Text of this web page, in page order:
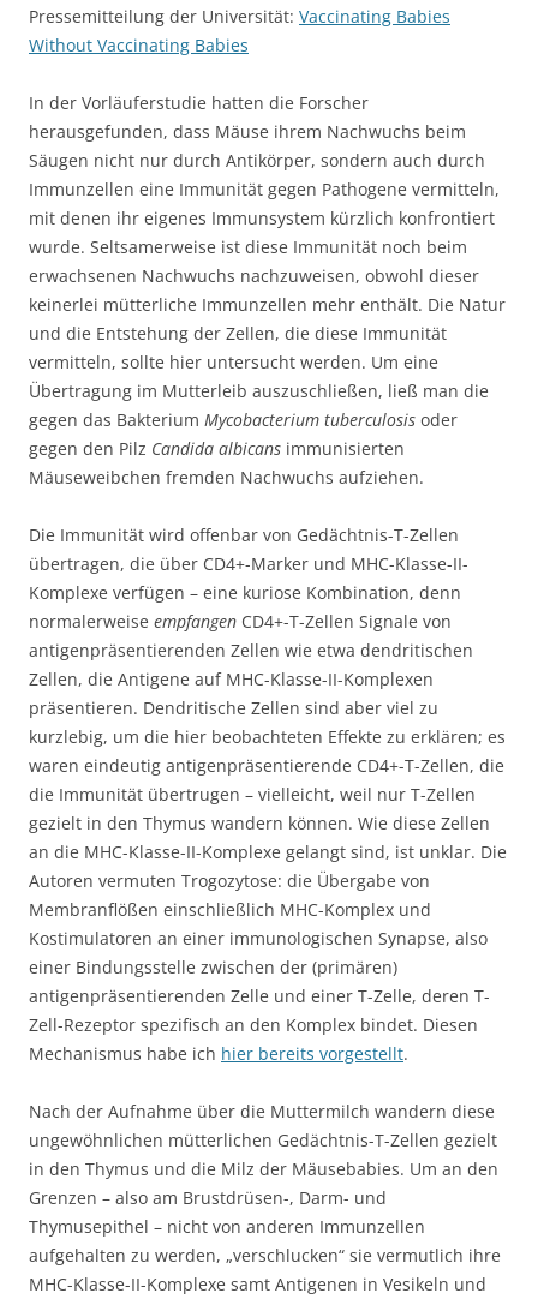
Pressemitteilung der Universität: Vaccinating Babies
Without Vaccinating Babies
In der Vorläuferstudie hatten die Forscher
herausgefunden, dass Mäuse ihrem Nachwuchs beim
Säugen nicht nur durch Antikörper, sondern auch durch
Immunzellen eine Immunität gegen Pathogene vermitteln,
mit denen ihr eigenes Immunsystem kürzlich konfrontiert
wurde. Seltsamerweise ist diese Immunität noch beim
erwachsenen Nachwuchs nachzuweisen, obwohl dieser
keinerlei mütterliche Immunzellen mehr enthält. Die Natur
und die Entstehung der Zellen, die diese Immunität
vermitteln, sollte hier untersucht werden. Um eine
Übertragung im Mutterleib auszuschließen, ließ man die
gegen das Bakterium Mycobacterium tuberculosis oder
gegen den Pilz Candida albicans immunisierten
Mäuseweibchen fremden Nachwuchs aufziehen.
Die Immunität wird offenbar von Gedächtnis-T-Zellen
übertragen, die über CD4+-Marker und MHC-Klasse-II-
Komplexe verfügen – eine kuriose Kombination, denn
normalerweise empfangen CD4+-T-Zellen Signale von
antigenpräsentierenden Zellen wie etwa dendritischen
Zellen, die Antigene auf MHC-Klasse-II-Komplexen
präsentieren. Dendritische Zellen sind aber viel zu
kurzlebig, um die hier beobachteten Effekte zu erklären; es
waren eindeutig antigenpräsentierende CD4+-T-Zellen, die
die Immunität übertrugen – vielleicht, weil nur T-Zellen
gezielt in den Thymus wandern können. Wie diese Zellen
an die MHC-Klasse-II-Komplexe gelangt sind, ist unklar. Die
Autoren vermuten Trogozytose: die Übergabe von
Membranflößen einschließlich MHC-Komplex und
Kostimulatoren an einer immunologischen Synapse, also
einer Bindungsstelle zwischen der (primären)
antigenpräsentierenden Zelle und einer T-Zelle, deren T-
Zell-Rezeptor spezifisch an den Komplex bindet. Diesen
Mechanismus habe ich hier bereits vorgestellt.
Nach der Aufnahme über die Muttermilch wandern diese
ungewöhnlichen mütterlichen Gedächtnis-T-Zellen gezielt
in den Thymus und die Milz der Mäusebabies. Um an den
Grenzen – also am Brustdrüsen-, Darm- und
Thymusepithel – nicht von anderen Immunzellen
aufgehalten zu werden, „verschlucken“ sie vermutlich ihre
MHC-Klasse-II-Komplexe samt Antigenen in Vesikeln und